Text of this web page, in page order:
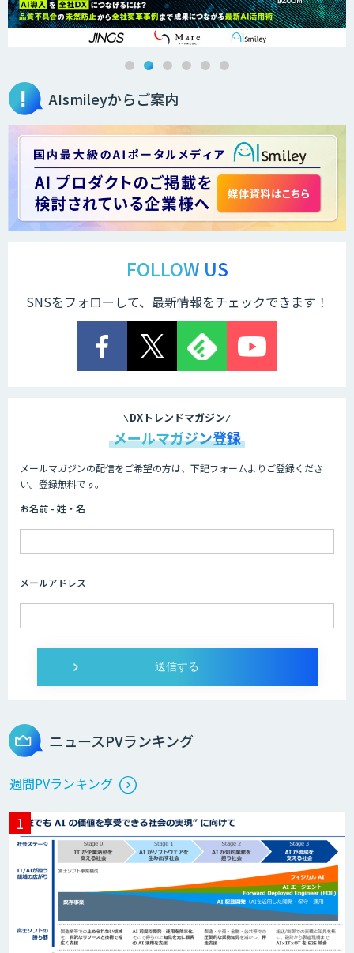
AIsmileyからご案内
FOLLOW US
SNSをフォローして、最新情報をチェックできます！
DXトレンドマガジン
メールマガジン登録
メールマガジンの配信をご希望の方は、下記フォームよりご登録くださ
い。登録無料です。
お名前 - 姓・名
メールアドレス
ニュースPVランキング
週間PVランキング